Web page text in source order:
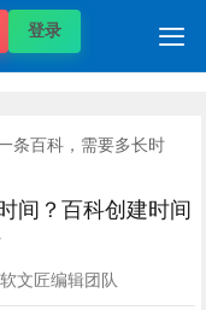

登录
条百科，需要多长时
间？百科创建时间
文匠编辑团队